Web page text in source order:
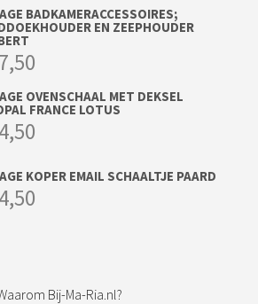
BADKAMERACCESSOIRES;
EN ZEEPHOUDER
OVENSCHAAL MET DEKSEL
FRANCE LOTUS
KOPER EMAIL SCHAALTJE PAARD
Bij-Ma-Ria.nl?